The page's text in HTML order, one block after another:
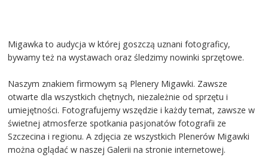
Migawka to audycja w której goszczą uznani fotograficy,
bywamy też na wystawach oraz śledzimy nowinki sprzętowe.
Naszym znakiem firmowym są Plenery Migawki. Zawsze
otwarte dla wszystkich chętnych, niezależnie od sprzętu i
umiejętności. Fotografujemy wszędzie i każdy temat, zawsze w
świetnej atmosferze spotkania pasjonatów fotografii ze
Szczecina i regionu. A zdjęcia ze wszystkich Plenerów Migawki
można oglądać w naszej Galerii na stronie internetowej.